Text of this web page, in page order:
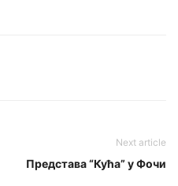
Next article
Представа “Кућа” у Фочи